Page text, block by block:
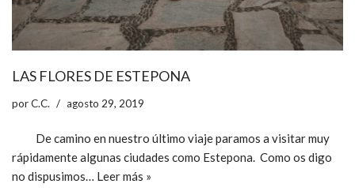
LAS FLORES DE ESTEPONA
porC.C. agosto 29, 2019
De camino en nuestro último viaje paramos a visitar muy
rápidamente algunas ciudades como Estepona. Como os digo
no dispusimos… Leer más »